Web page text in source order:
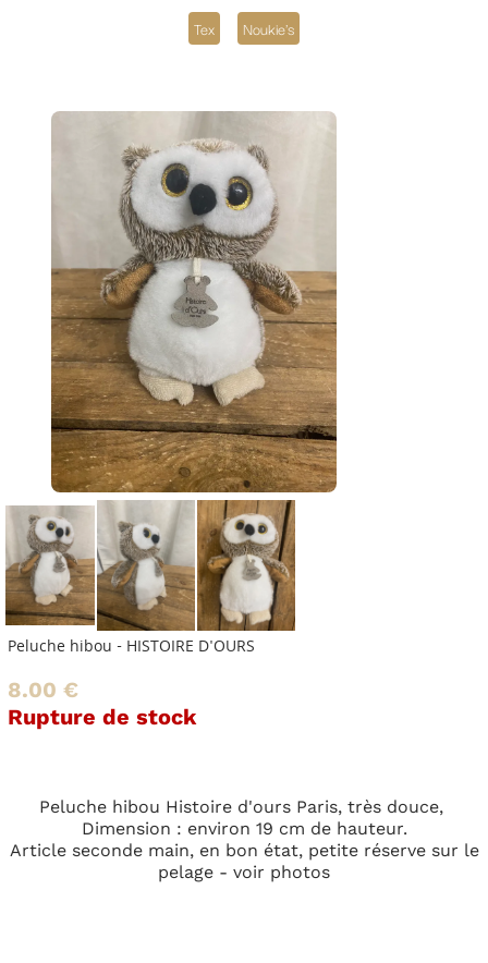
Tex Noukie's
Peluche hibou - HISTOIRE D'OURS
8.00 €
Rupture de stock
Peluche hibou Histoire d'ours Paris, très douce,
Dimension : environ 19 cm de hauteur.
Article seconde main, en bon état, petite réserve sur le
pelage - voir photos